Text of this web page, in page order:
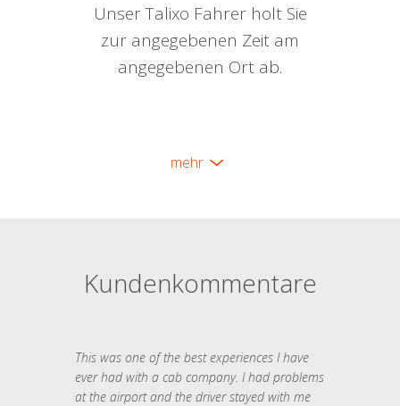
Unser Talixo Fahrer holt Sie
zur angegebenen Zeit am
angegebenen Ort ab.
mehr
Kundenkommentare
This was one of the best experiences I have
ever had with a cab company. I had problems
at the airport and the driver stayed with me